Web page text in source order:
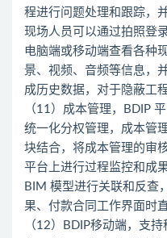
程进行问题处理和跟踪，
现场人员可以通过拍照登
电脑端或移动端查看各种
景、视频、音频等信息，
成历史数据，对于隐蔽工
（11）成本管理，BDIP
统一化分权管理，成本管
块结合，将成本管理的审
平台上进行过程监控和成
BIM 模型进行关联和反查
果、付款合同工作界面时
（12）BDIP移动端，支